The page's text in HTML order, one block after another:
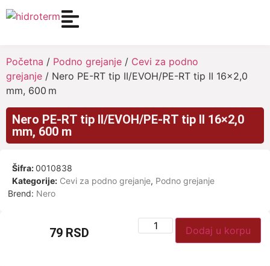
Početna / Podno grejanje / Cevi za podno
grejanje / Nero PE-RT tip II/EVOH/PE-RT tip II 16×2,0
mm, 600 m
Nero PE-RT tip II/EVOH/PE-RT tip II 16×2,0
mm, 600 m
Šifra:0010838
Kategorije: Cevi za podno grejanje, Podno grejanje
Brend: Nero
79 RSD Dodaj u korpu